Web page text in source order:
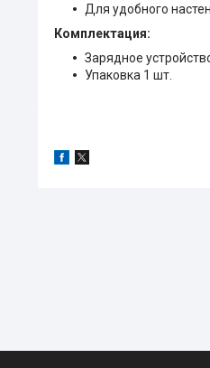
Для удобного
Комплектация:
Зарядное
Упаковка 1 шт.